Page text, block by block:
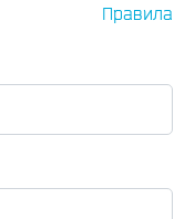
Правила